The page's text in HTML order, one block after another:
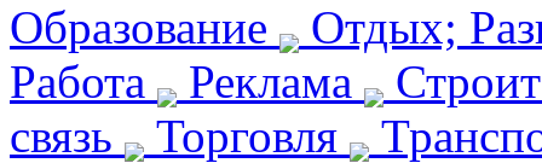
Образование
Отдых;
Работа
Реклама
связь
Торговля